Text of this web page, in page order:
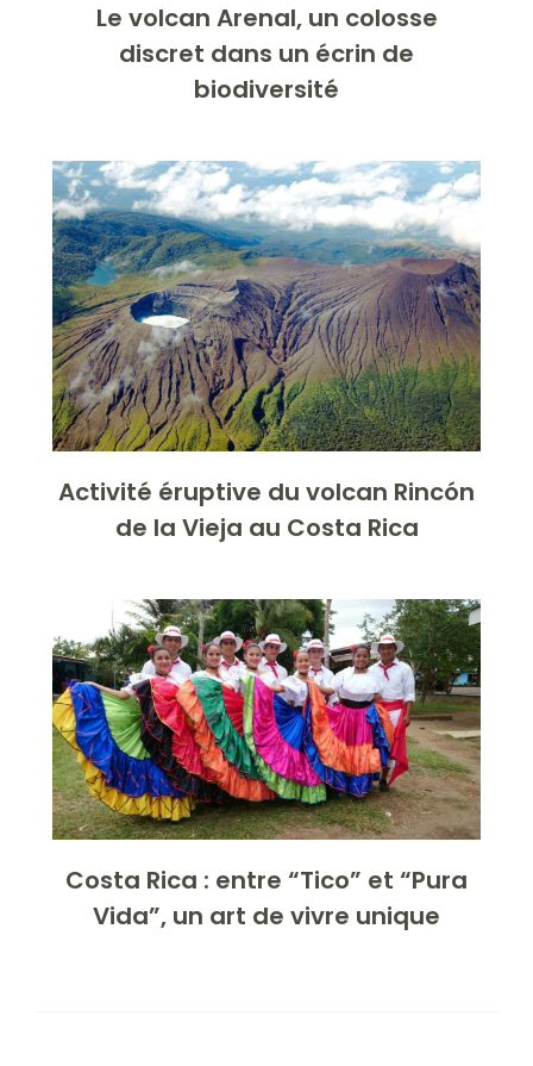
Le volcan Arenal, un colosse
discret dans un écrin de
biodiversité
Activité éruptive du volcan Rincón
de la Vieja au Costa Rica
Costa Rica : entre “Tico” et “Pura
Vida”, un art de vivre unique